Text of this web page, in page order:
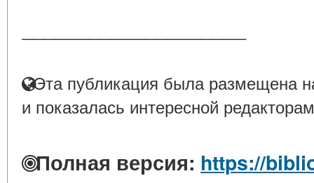
Эта публикация была размещена
и показалась интересной
Полная версия: https://